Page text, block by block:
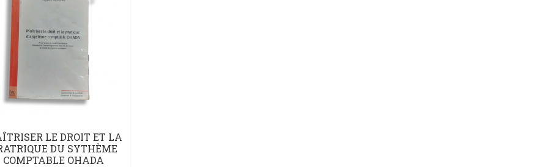
LE DROIT ET LA
DU SYTHÈME
COMPTABLE OHADA